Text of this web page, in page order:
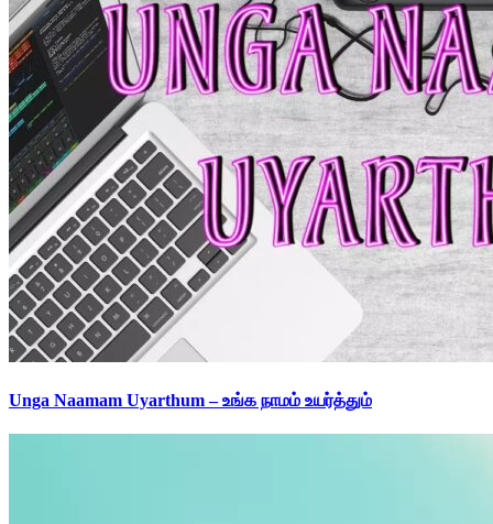
Unga Naamam Uyarthum – உங்க நாமம் உயர்த்தும்